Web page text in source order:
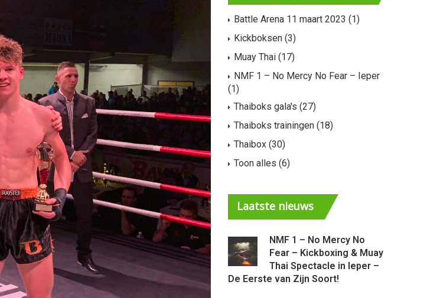
Battle Arena 11 maart 2023 (1)
Kickboksen (3)
Muay Thai (17)
NMF 1 – No Mercy No Fear – Ieper
(1)
Thaiboks gala's (27)
Thaiboks trainingen (18)
Thaibox (30)
Toon alles (6)
Laatste nieuws
NMF 1 – No Mercy No
Fear – Kickboxing & Muay
Thai Spectacle in Ieper –
De Eerste van Zijn Soort!